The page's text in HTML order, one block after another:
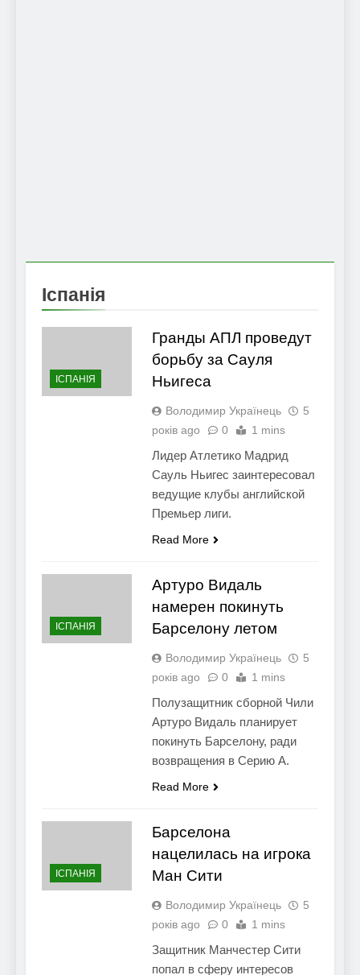
Іспанія
ІСПАНІЯ
Гранды АПЛ проведут
борьбу за Сауля
Ньигеса
Володимир Українець
5
років ago
0 1 mins
Лидер Атлетико Мадрид
Сауль Ньигес заинтересовал
ведущие клубы английской
Премьер лиги.
Read More
ІСПАНІЯ
Артуро Видаль
намерен покинуть
Барселону летом
Володимир Українець
5
років ago
0 1 mins
Полузащитник сборной Чили
Артуро Видаль планирует
покинуть Барселону, ради
возвращения в Серию А.
Read More
ІСПАНІЯ
Барселона
нацелилась на игрока
Ман Сити
Володимир Українець
5
років ago
0 1 mins
Защитник Манчестер Сити
попал в сферу интересов